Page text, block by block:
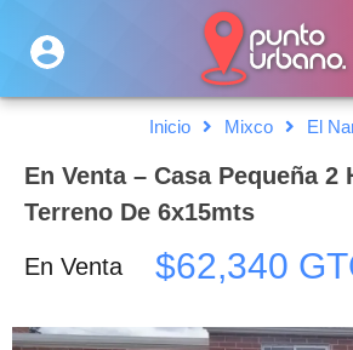
Inicio Mixco El
En Venta – Casa Pequeña 2
Terreno De 6x15mts
En Venta $62,340